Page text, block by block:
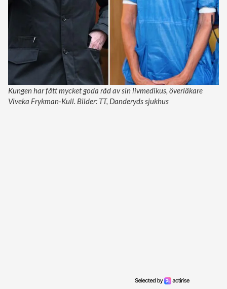
Kungen har fått mycket goda råd av sin livmedikus, överläkare
Viveka Frykman-Kull. Bilder: TT, Danderyds sjukhus